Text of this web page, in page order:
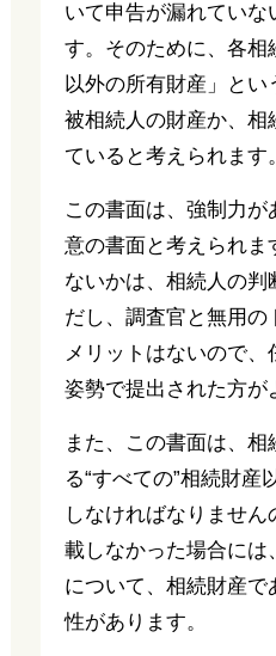
いて申告が漏れていな
す。そのために、各相
以外の所有財産」とい
被相続人の財産か、相
ていると考えられます。
この書面は、強制力
意の書面と考えられま
ないかは、相続人の判
だし、調査官と無用の
メリットはないので、
姿勢で提出された方が
また、この書面は、相
る“すべての”相続財産
しなければなりませ
載しなかった場合には
について、相続財産
性があります。